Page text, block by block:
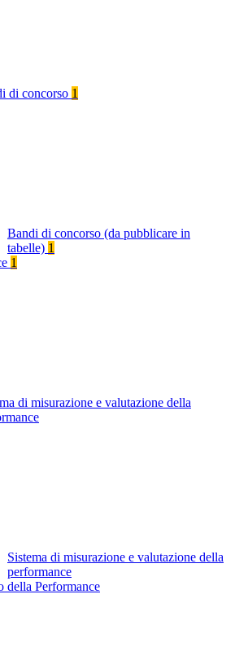
di concorso 1
Bandi di concorso (da pubblicare in
tabelle) 1
1
di misurazione e valutazione della
Sistema di misurazione e valutazione della
performance
della Performance